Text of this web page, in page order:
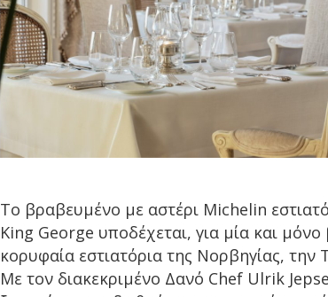
Το βραβευμένο με αστέρι Michelin
King George υποδέχεται, για μία και
κορυφαία εστιατόρια της Νορβηγίας, την
Με τον διακεκριμένο Δανό Chef Ulrik